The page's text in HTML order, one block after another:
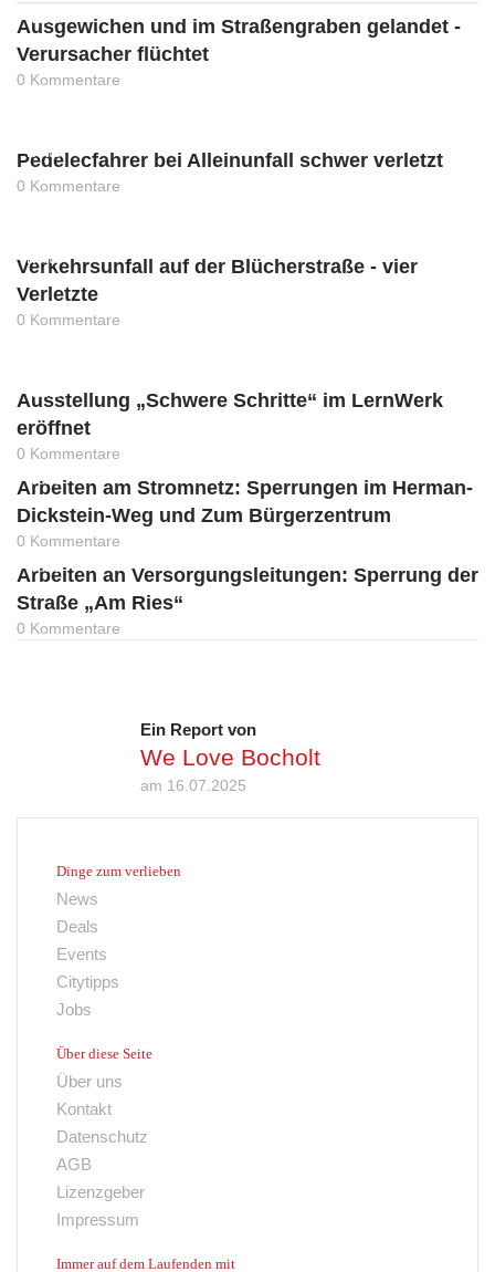
Ausgewichen und im Straßengraben gelandet -
Verursacher flüchtet
0 Kommentare
News
Pedelecfahrer bei Alleinunfall schwer verletzt
0 Kommentare
News
Verkehrsunfall auf der Blücherstraße - vier
Verletzte
0 Kommentare
Ausstellung „Schwere Schritte“ im LernWerk
eröffnet
0 Kommentare
News
Arbeiten am Stromnetz: Sperrungen im Herman-
Dickstein-Weg und Zum Bürgerzentrum
0 Kommentare
News
Arbeiten an Versorgungsleitungen: Sperrung der
Straße „Am Ries“
0 Kommentare
Ein Report von
We Love Bocholt
am 16.07.2025
Dinge zum verlieben
News
Deals
Events
Citytipps
Jobs
Über diese Seite
Über uns
Kontakt
Datenschutz
AGB
Lizenzgeber
Impressum
Immer auf dem Laufenden mit